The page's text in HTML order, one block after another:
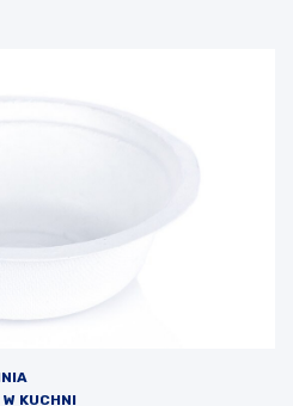
KUCHNI